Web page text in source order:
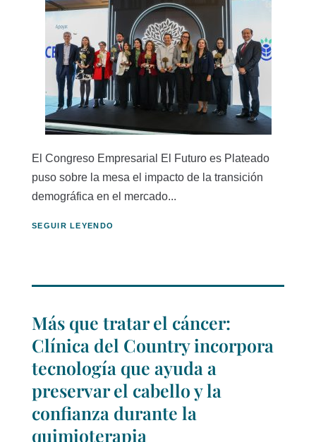
El Congreso Empresarial El Futuro es Plateado
puso sobre la mesa el impacto de la transición
demográfica en el mercado...
SEGUIR LEYENDO
Más que tratar el cáncer:
Clínica del Country incorpora
tecnología que ayuda a
preservar el cabello y la
confianza durante la
quimioterapia